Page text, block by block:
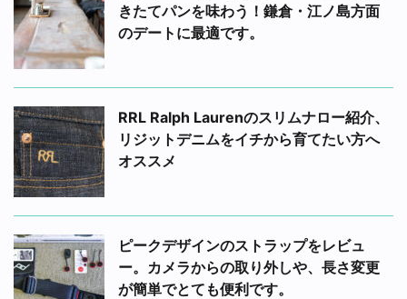
きたてパンを味わう！鎌倉・江ノ島方面
のデートに最適です。
RRL Ralph Laurenのスリムナロー紹介、
リジットデニムをイチから育てたい方へ
オススメ
ピークデザインのストラップをレビュ
ー。カメラからの取り外しや、長さ変更
が簡単でとても便利です。